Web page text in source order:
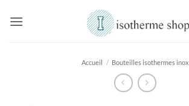
Accueil / Bouteilles isothermes inox